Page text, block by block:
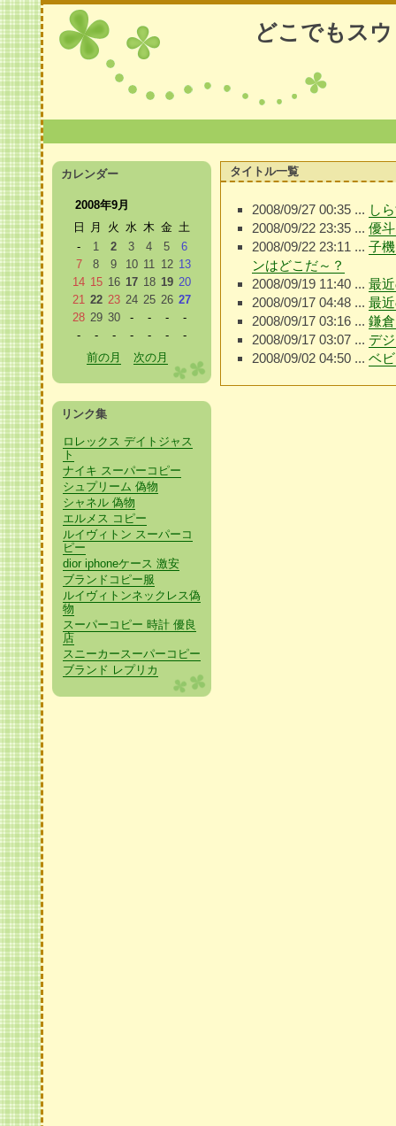
どこでもス
タイトル一覧
2008/09/27 00:35 ... し
2008/09/22 23:35 ... 優
2008/09/22 23:11 ... 子
ンはどこだ～？
2008/09/19 11:40 ... 最
2008/09/17 04:48 ... 最
2008/09/17 03:16 ... 鎌
2008/09/17 03:07 ... デ
2008/09/02 04:50 ... ベ
カレンダー
2008年9月
日
月 火 水 木 金 土
-
1 2 3 4 5
6
7
8 9 10 11 12 13
14 15 16 17 18 19 20
21 22 23 24 25 26 27
28 29 30 - - -
-
-
- - - - -
-
前の月
次の月
リンク集
ロレックス デイトジャス
ト
ナイキ スーパーコピー
シュプリーム 偽物
シャネル 偽物
エルメス コピー
ルイヴィトン スーパーコ
ピー
dior iphoneケース 激安
ブランドコピー服
ルイヴィトンネックレス偽
物
スーパーコピー 時計 優良
店
スニーカースーパーコピー
ブランド レプリカ